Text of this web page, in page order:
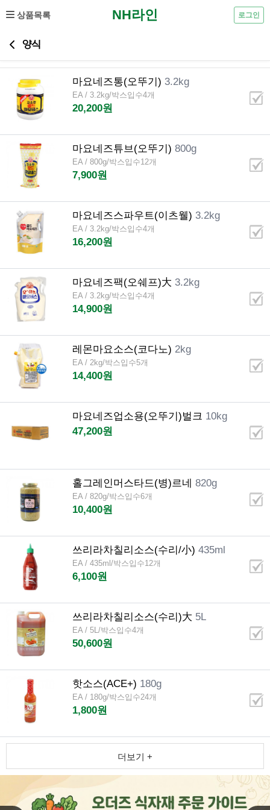
NH라인
상품목록 로그인
양식
마요네즈통(오뚜기) 3.2kg
EA / 3.2kg/박스입수4개
20,200원
마요네즈튜브(오뚜기) 800g
EA / 800g/박스입수12개
7,900원
마요네즈스파우트(이츠웰) 3.2kg
EA / 3.2kg/박스입수4개
16,200원
마요네즈팩(오쉐프)大 3.2kg
EA / 3.2kg/박스입수4개
14,900원
레몬마요소스(코다노) 2kg
EA / 2kg/박스입수5개
14,400원
마요네즈업소용(오뚜기)벌크 10kg
47,200원
홀그레인머스타드(병)르네 820g
EA / 820g/박스입수6개
10,400원
쓰리라차칠리소스(수리/小) 435ml
EA / 435ml/박스입수12개
6,100원
쓰리라차칠리소스(수리)大 5L
EA / 5L/박스입수4개
50,600원
핫소스(ACE+) 180g
EA / 180g/박스입수24개
1,800원
더보기 +